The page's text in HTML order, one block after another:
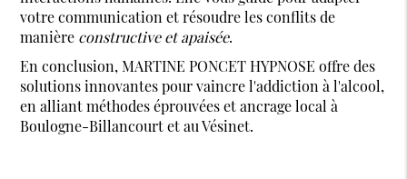
votre communication et résoudre les conflits de
manière constructive et apaisée.
En conclusion, MARTINE PONCET HYPNOSE offre des
solutions innovantes pour vaincre l'addiction à l'alcool,
en alliant méthodes éprouvées et ancrage local à
Boulogne-Billancourt et au Vésinet.